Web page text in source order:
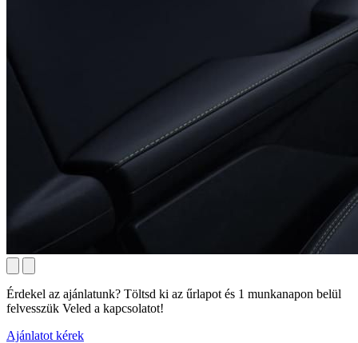
Érdekel az ajánlatunk? Töltsd ki az űrlapot és 1 munkanapon belül
felvesszük Veled a kapcsolatot!
Ajánlatot kérek